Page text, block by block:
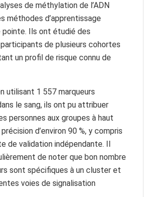
de méthylation de l’ADN
méthodes d’apprentissage
Ils ont étudié des
de plusieurs cohortes
un profil de risque connu de
utilisant 1 557 marqueurs
le sang, ils ont pu attribuer
personnes aux groupes à haut
d’environ 90 %, y compris
de validation indépendante. Il
de noter que bon nombre
sont spécifiques à un cluster et
voies de signalisation